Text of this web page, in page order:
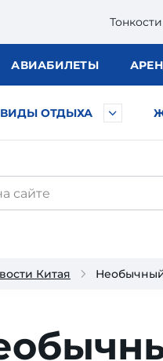
АВИАБИЛЕТЫ
ВИДЫ ОТДЫХА
Китая